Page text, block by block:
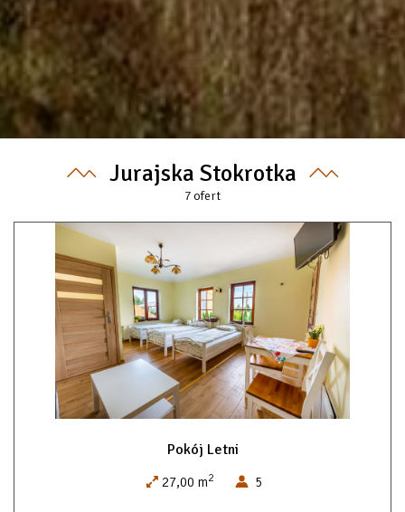
Jurajska Stokrotka
7ofert
Pokój Letni
27,00 m2 5